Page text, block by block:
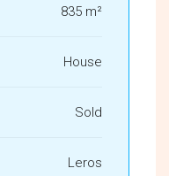
835 m²
House
Sold
Leros